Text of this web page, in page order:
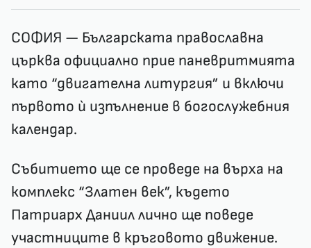
СОФИЯ — Българската православна
църква официално прие паневритмията
като “двигателна литургия” и включи
първото ѝ изпълнение в богослужебния
календар.
Събитието ще се проведе на върха на
комплекс “Златен век”, където
Патриарх Даниил лично ще поведе
участниците в кръговото движение.